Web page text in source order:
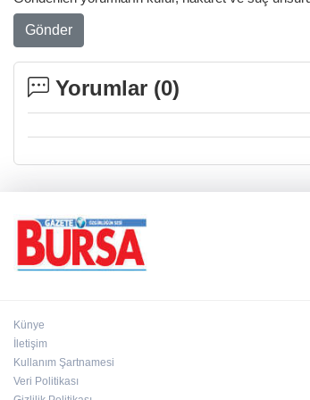
Gönder
Yorumlar (0)
Künye
İletişim
Kullanım Şartnamesi
Veri Politikası